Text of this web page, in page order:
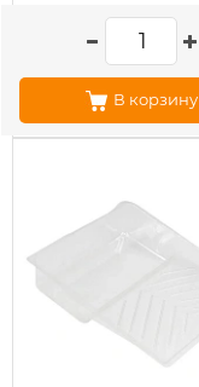
В корзину